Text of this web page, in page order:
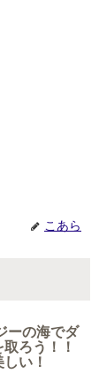
こあら
ーの海でダ
ろう！！
い！